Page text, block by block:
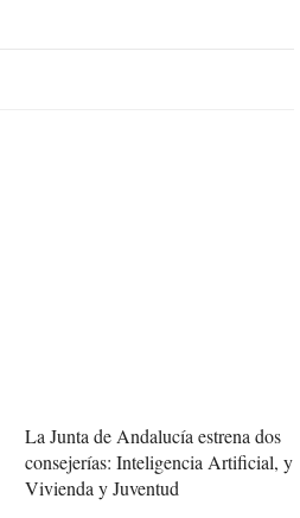
La Junta de Andalucía estrena dos
consejerías: Inteligencia Artificial, y
Vivienda y Juventud